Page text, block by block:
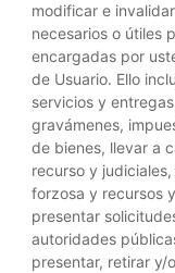
modificar e
necesarios o útiles
encargadas por
de Usuario. Ello
servicios y
gravámenes,
de bienes, llevar a
recurso y
forzosa y recursos
presentar
autoridades
presentar, retirar y/